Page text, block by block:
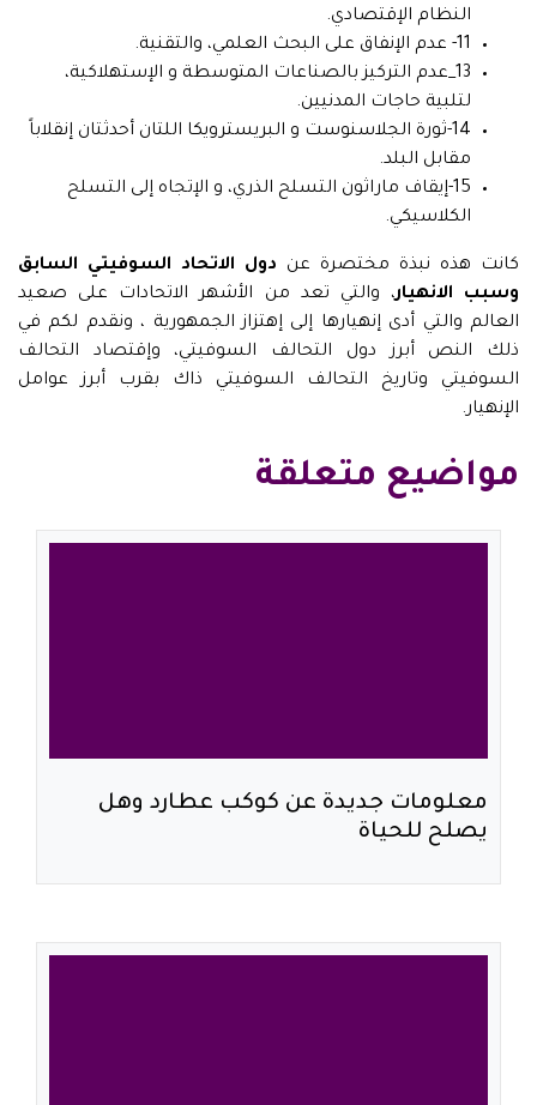
النظام الإقتصادي.
11- عدم الإنفاق على البحث العلمي، والتقنية.
13_عدم التركيز بالصناعات المتوسطة و الإستهلاكية،
لتلبية حاجات المدنيين.
14-ثورة الجلاسنوست و البريسترويكا اللتان أحدثتان إنقلاباً
مقابل البلد.
15-إيقاف ماراثون التسلح الذري، و الإتجاه إلى التسلح
الكلاسيكي.
كانت هذه نبذة مختصرة عن دول الاتحاد السوفيتي السابق
وسبب الانهيار، والتي تعد من الأشهر الاتحادات على صعيد
العالم والتي أدى إنهيارها إلى إهتزاز الجمهورية ، ونقدم لكم في
ذلك النص أبرز دول التحالف السوفيتي، وإقتصاد التحالف
السوفيتي وتاريخ التحالف السوفيتي ذاك بقرب أبرز عوامل
الإنهيار.
مواضيع متعلقة
معلومات جديدة عن كوكب عطارد وهل
يصلح للحياة